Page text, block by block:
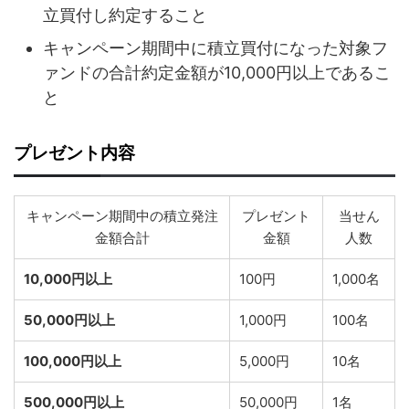
立買付し約定すること
キャンペーン期間中に積立買付になった対象フ
ァンドの合計約定金額が10,000円以上であるこ
と
プレゼント内容
キャンペーン期間中の積立発注
金額合計
プレゼント
金額
当せん
人数
10,000円以上 100円 1,000名
50,000円以上 1,000円 100名
100,000円以上 5,000円 10名
500,000円以上 50,000円 1名